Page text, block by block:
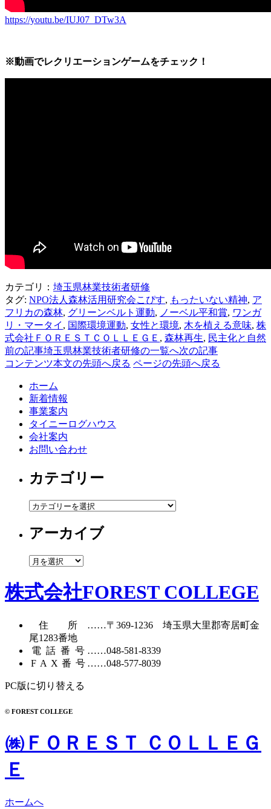
https://youtu.be/IUJ07_DTw3A
※動画でレクリエーションゲームをチェック！
カテゴリ： 埼玉県林業技術者研修
タグ: NPO法人森林活用研究会こぴす, もったいない精神, ア
フリカの森林, グリーンベルト運動, ノーベル平和賞, ワンガ
リ・マータイ , 国際環境運動, 女性と環境, 木を植える意味, 株
式会社ＦＯＲＥＳＴＣＯＬＬＥＧＥ , 森林再生, 民主化と自然
前の記事埼玉県林業技術者研修の一覧へ次の記事
コンテンツ本文の先頭へ戻る ページの先頭へ戻る
ホーム
新着情報
事業案内
タイニーログハウス
会社案内
お問い合わせ
カテゴリー
カ
ゴ
ー
アーカイブ
ア
カ
イ
株式会社FOREST COLLEGE
住所……〒369-1236 埼玉県大里郡寄居町金
尾1283番地
電話番号……048-581-8339
FAX番号……048-577-8039
PC版に切り替える
© FOREST COLLEGE
㈱ＦＯＲＥＳＴ ＣＯＬＬＥＧ
Ｅ
ホームへ